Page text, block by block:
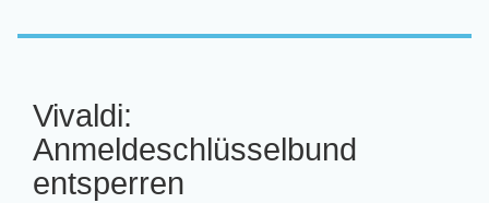
Vivaldi:
Anmeldeschlüsselbund
entsperren